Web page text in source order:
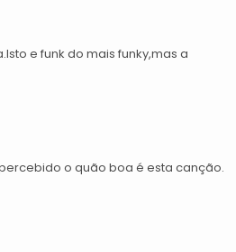
e funk do mais funky,mas a
o quão boa é esta canção.